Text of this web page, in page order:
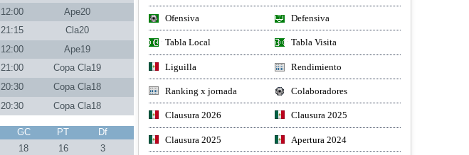
12:00
Ape20
21:15
Cla20
12:00
Ape19
21:00
Copa Cla19
20:30
Copa Cla18
20:30 Copa Cla18
GC PT
Df
18 16
3
Ofensiva Defensiva
Tabla Local Tabla Visita
Liguilla Rendimiento
Ranking x jornada Colaboradores
Clausura 2026 Clausura 2025
Clausura 2025 Apertura 2024